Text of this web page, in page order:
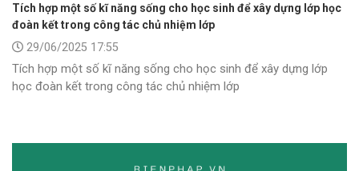
Tích hợp một số kĩ năng sống cho học sinh để xây dựng lớp học
đoàn kết trong công tác chủ nhiệm lớp
29/06/2025 17:55
Tích hợp một số kĩ năng sống cho học sinh để xây dựng lớp
học đoàn kết trong công tác chủ nhiệm lớp